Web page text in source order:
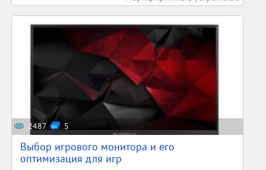
2487 5
Выбор игрового монитора и его
оптимизация для игр